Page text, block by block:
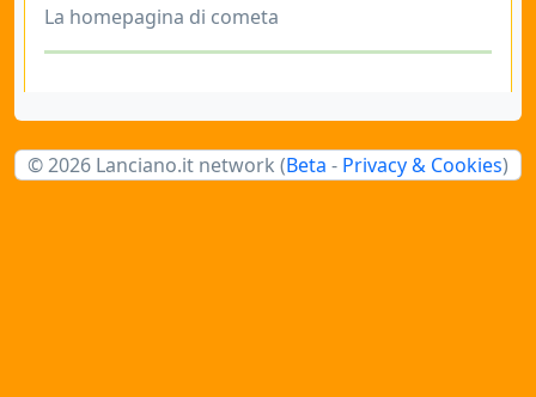
La homepagina di cometa
© 2026 Lanciano.it network (Beta - Privacy & Cookies)